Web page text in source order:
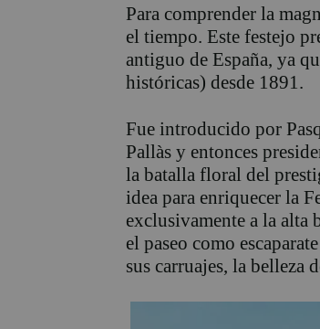
Para comprender la
el tiempo. Este festejo
antiguo de España, ya
históricas) desde 1891.
Fue introducido por
Pallàs y entonces
la batalla floral del
idea para enriquecer la
exclusivamente a la alta
el paseo como
sus carruajes, la belleza